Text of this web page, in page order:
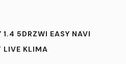
1.4 5DRZWI EASY NAVI
LIVE KLIMA